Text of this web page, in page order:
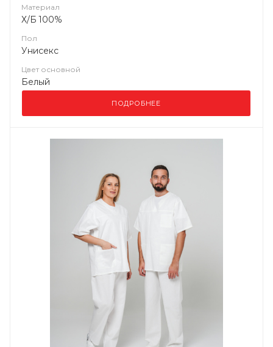
Материал
Х/Б 100%
Пол
Унисекс
Цвет основной
Белый
ПОДРОБНЕЕ